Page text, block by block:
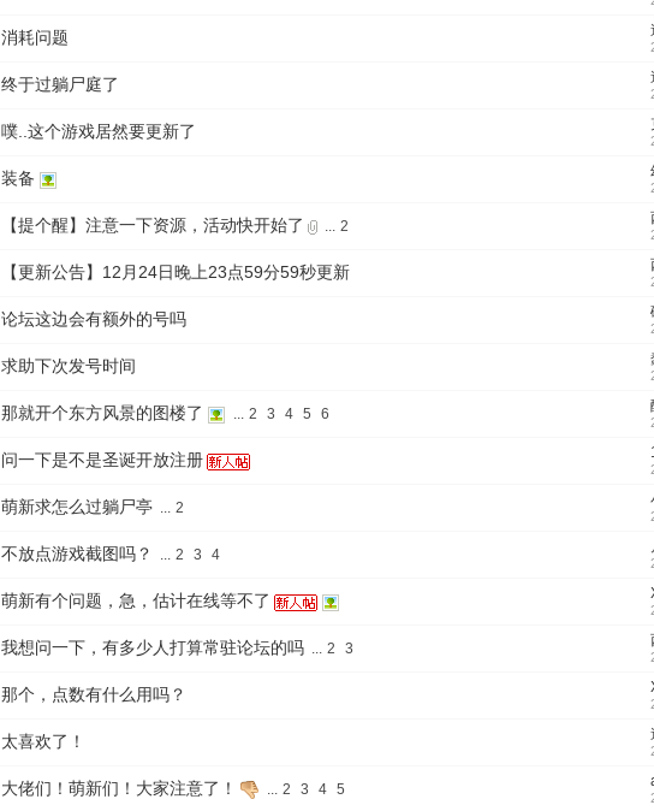
消耗问题
终于过躺尸庭了
噗..这个游戏居然要更新了
装备
【提个醒】注意一下资源，活动快开始了 ... 2
【更新公告】12月24日晚上23点59分59秒更新
论坛这边会有额外的号吗
求助下次发号时间
那就开个东方风景的图楼了 ... 2 3 4 5 6
问一下是不是圣诞开放注册
萌新求怎么过躺尸亭 ... 2
不放点游戏截图吗？ ... 2 3 4
萌新有个问题，急，估计在线等不了
我想问一下，有多少人打算常驻论坛的吗 ... 2 3
那个，点数有什么用吗？
太喜欢了！
大佬们！萌新们！大家注意了！ ... 2 3 4 5